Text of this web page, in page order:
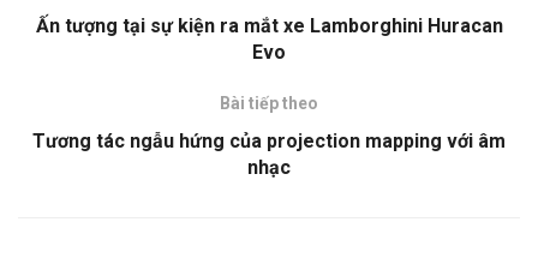
Ấn tượng tại sự kiện ra mắt xe Lamborghini Huracan
Evo
Bài tiếp theo
Tương tác ngẫu hứng của projection mapping với âm
nhạc